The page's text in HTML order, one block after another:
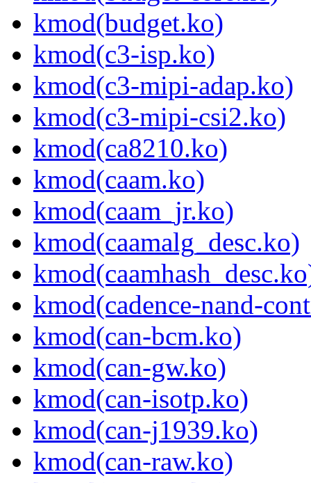
kmod(budget.ko)
kmod(c3-isp.ko)
kmod(c3-mipi-adap.ko)
kmod(c3-mipi-csi2.ko)
kmod(ca8210.ko)
kmod(caam.ko)
kmod(caam_jr.ko)
kmod(caamalg_desc.ko)
kmod(cadence-nand-
kmod(can-bcm.ko)
kmod(can-gw.ko)
kmod(can-isotp.ko)
kmod(can-j1939.ko)
kmod(can-raw.ko)